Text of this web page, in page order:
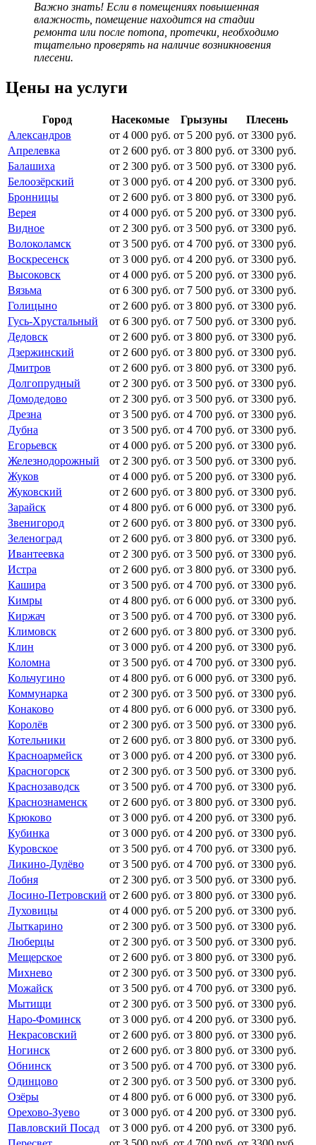
Важно знать! Если в помещениях повышенная
влажность, помещение находится на стадии
ремонта или после потопа, протечки, необходимо
тщательно проверять на наличие возникновения
плесени.
Цены на услуги
Город Насекомые Грызуны
Плесень
Александров
от 4 000 руб. от 5 200 руб. от 3300 руб.
Апрелевка
от 2 600 руб. от 3 800 руб. от 3300 руб.
Балашиха
от 2 300 руб. от 3 500 руб. от 3300 руб.
Белоозёрский
от 3 000 руб. от 4 200 руб. от 3300 руб.
Бронницы
от 2 600 руб. от 3 800 руб. от 3300 руб.
Верея
от 4 000 руб. от 5 200 руб. от 3300 руб.
Видное
от 2 300 руб. от 3 500 руб. от 3300 руб.
Волоколамск
от 3 500 руб. от 4 700 руб. от 3300 руб.
Воскресенск
от 3 000 руб. от 4 200 руб. от 3300 руб.
Высоковск
от 4 000 руб. от 5 200 руб. от 3300 руб.
Вязьма
от 6 300 руб. от 7 500 руб. от 3300 руб.
Голицыно
от 2 600 руб. от 3 800 руб. от 3300 руб.
Гусь-Хрустальный
от 6 300 руб. от 7 500 руб. от 3300 руб.
Дедовск
от 2 600 руб. от 3 800 руб. от 3300 руб.
Дзержинский
от 2 600 руб. от 3 800 руб. от 3300 руб.
Дмитров
от 2 600 руб. от 3 800 руб. от 3300 руб.
Долгопрудный
от 2 300 руб. от 3 500 руб. от 3300 руб.
Домодедово
от 2 300 руб. от 3 500 руб. от 3300 руб.
Дрезна
от 3 500 руб. от 4 700 руб. от 3300 руб.
Дубна
от 3 500 руб. от 4 700 руб. от 3300 руб.
Егорьевск
от 4 000 руб. от 5 200 руб. от 3300 руб.
Железнодорожный
от 2 300 руб. от 3 500 руб. от 3300 руб.
Жуков
от 4 000 руб. от 5 200 руб. от 3300 руб.
Жуковский
от 2 600 руб. от 3 800 руб. от 3300 руб.
Зарайск
от 4 800 руб. от 6 000 руб. от 3300 руб.
Звенигород
от 2 600 руб. от 3 800 руб. от 3300 руб.
Зеленоград
от 2 600 руб. от 3 800 руб. от 3300 руб.
Ивантеевка
от 2 300 руб. от 3 500 руб. от 3300 руб.
Истра
от 2 600 руб. от 3 800 руб. от 3300 руб.
Кашира
от 3 500 руб. от 4 700 руб. от 3300 руб.
Кимры
от 4 800 руб. от 6 000 руб. от 3300 руб.
Киржач
от 3 500 руб. от 4 700 руб. от 3300 руб.
Климовск
от 2 600 руб. от 3 800 руб. от 3300 руб.
Клин
от 3 000 руб. от 4 200 руб. от 3300 руб.
Коломна
от 3 500 руб. от 4 700 руб. от 3300 руб.
Кольчугино
от 4 800 руб. от 6 000 руб. от 3300 руб.
Коммунарка
от 2 300 руб. от 3 500 руб. от 3300 руб.
Конаково
от 4 800 руб. от 6 000 руб. от 3300 руб.
Королёв
от 2 300 руб. от 3 500 руб. от 3300 руб.
Котельники
от 2 600 руб. от 3 800 руб. от 3300 руб.
Красноармейск
от 3 000 руб. от 4 200 руб. от 3300 руб.
Красногорск
от 2 300 руб. от 3 500 руб. от 3300 руб.
Краснозаводск
от 3 500 руб. от 4 700 руб. от 3300 руб.
Краснознаменск
от 2 600 руб. от 3 800 руб. от 3300 руб.
Крюково
от 3 000 руб. от 4 200 руб. от 3300 руб.
Кубинка
от 3 000 руб. от 4 200 руб. от 3300 руб.
Куровское
от 3 500 руб. от 4 700 руб. от 3300 руб.
Ликино-Дулёво
от 3 500 руб. от 4 700 руб. от 3300 руб.
Лобня
от 2 300 руб. от 3 500 руб. от 3300 руб.
Лосино-Петровский от 2 600 руб. от 3 800 руб. от 3300 руб.
Луховицы
от 4 000 руб. от 5 200 руб. от 3300 руб.
Лыткарино
от 2 300 руб. от 3 500 руб. от 3300 руб.
Люберцы
от 2 300 руб. от 3 500 руб. от 3300 руб.
Мещерское
от 2 600 руб. от 3 800 руб. от 3300 руб.
Михнево
от 2 300 руб. от 3 500 руб. от 3300 руб.
Можайск
от 3 500 руб. от 4 700 руб. от 3300 руб.
Мытищи
от 2 300 руб. от 3 500 руб. от 3300 руб.
Наро-Фоминск
от 3 000 руб. от 4 200 руб. от 3300 руб.
Некрасовский
от 2 600 руб. от 3 800 руб. от 3300 руб.
Ногинск
от 2 600 руб. от 3 800 руб. от 3300 руб.
Обнинск
от 3 500 руб. от 4 700 руб. от 3300 руб.
Одинцово
от 2 300 руб. от 3 500 руб. от 3300 руб.
Озёры
от 4 800 руб. от 6 000 руб. от 3300 руб.
Орехово-Зуево
от 3 000 руб. от 4 200 руб. от 3300 руб.
Павловский Посад
от 3 000 руб. от 4 200 руб. от 3300 руб.